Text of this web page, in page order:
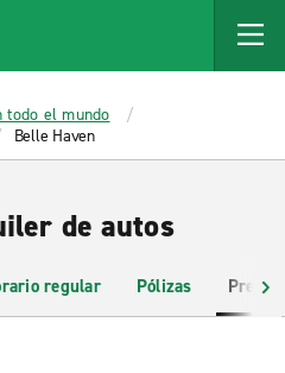
todo el mundo
Belle Haven
de autos
regular Pólizas